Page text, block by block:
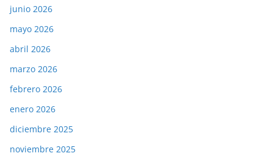
junio 2026
mayo 2026
abril 2026
marzo 2026
febrero 2026
enero 2026
diciembre 2025
noviembre 2025